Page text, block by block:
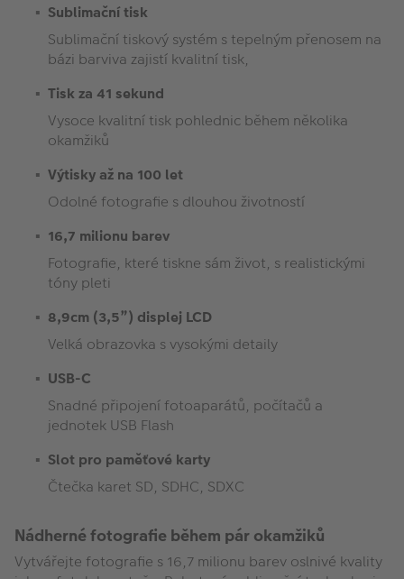
Sublimační tisk
Sublimační tiskový systém s tepelným přenosem na
bázi barviva zajistí kvalitní tisk,
Tisk za 41 sekund
Vysoce kvalitní tisk pohlednic během několika
okamžiků
Výtisky až na 100 let
Odolné fotografie s dlouhou životností
16,7 milionu barev
Fotografie, které tiskne sám život, s realistickými
tóny pleti
8,9cm (3,5”) displej LCD
Velká obrazovka s vysokými detaily
USB-C
Snadné připojení fotoaparátů, počítačů a
jednotek USB Flash
Slot pro paměťové karty
Čtečka karet SD, SDHC, SDXC
Nádherné fotografie během pár okamžiků
Vytvářejte fotografie s 16,7 milionu barev oslnivé kvality